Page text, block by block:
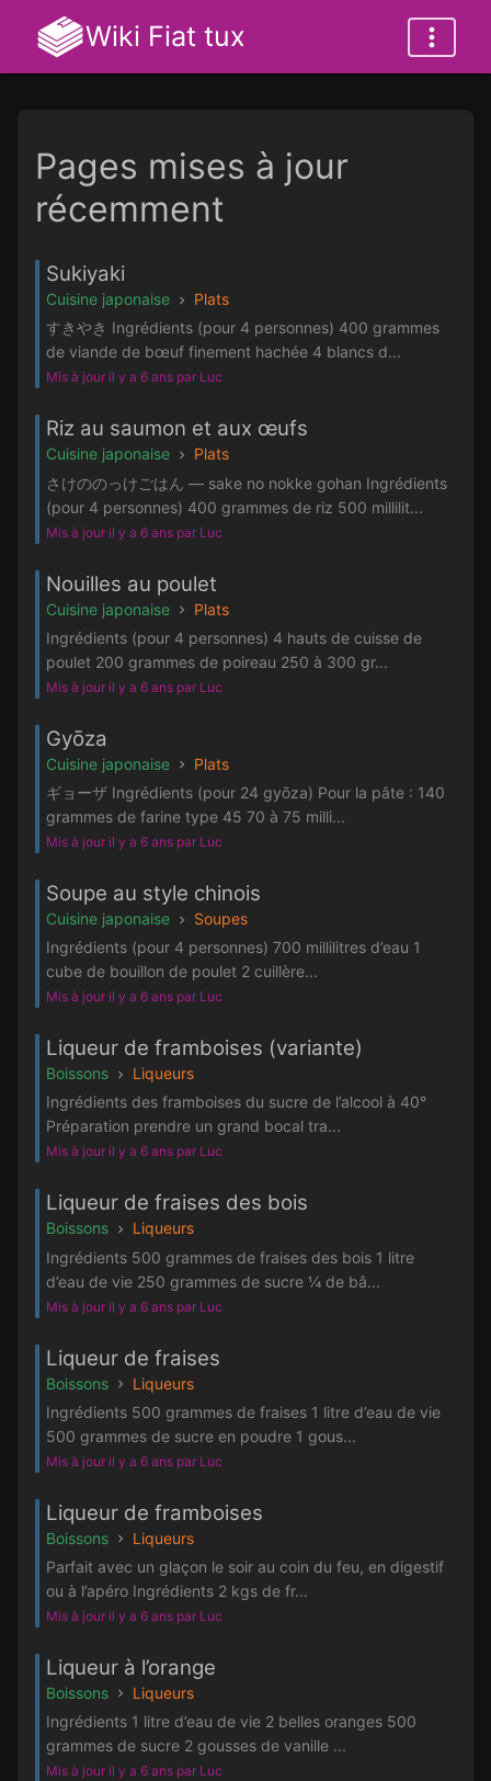
Wiki Fiat tux
Pages mises à jour
récemment
Sukiyaki
Cuisine japonaise
Plats
すきやき Ingrédients (pour 4 personnes) 400 grammes
de viande de bœuf finement hachée 4 blancs d...
Mis à jour il y a 6 ans par Luc
Riz au saumon et aux œufs
Cuisine japonaise
Plats
さけののっけごはん — sake no nokke gohan Ingrédients
(pour 4 personnes) 400 grammes de riz 500 millilit...
Mis à jour il y a 6 ans par Luc
Nouilles au poulet
Cuisine japonaise
Plats
Ingrédients (pour 4 personnes) 4 hauts de cuisse de
poulet 200 grammes de poireau 250 à 300 gr...
Mis à jour il y a 6 ans par Luc
Gyōza
Cuisine japonaise
Plats
ギョーザ Ingrédients (pour 24 gyōza) Pour la pâte : 140
grammes de farine type 45 70 à 75 milli...
Mis à jour il y a 6 ans par Luc
Soupe au style chinois
Cuisine japonaise
Soupes
Ingrédients (pour 4 personnes) 700 millilitres d’eau 1
cube de bouillon de poulet 2 cuillère...
Mis à jour il y a 6 ans par Luc
Liqueur de framboises (variante)
Boissons
Liqueurs
Ingrédients des framboises du sucre de l’alcool à 40°
Préparation prendre un grand bocal tra...
Mis à jour il y a 6 ans par Luc
Liqueur de fraises des bois
Boissons
Liqueurs
Ingrédients 500 grammes de fraises des bois 1 litre
d’eau de vie 250 grammes de sucre ¼ de bâ...
Mis à jour il y a 6 ans par Luc
Liqueur de fraises
Boissons
Liqueurs
Ingrédients 500 grammes de fraises 1 litre d’eau de vie
500 grammes de sucre en poudre 1 gous...
Mis à jour il y a 6 ans par Luc
Liqueur de framboises
Boissons
Liqueurs
Parfait avec un glaçon le soir au coin du feu, en digestif
ou à l’apéro Ingrédients 2 kgs de fr...
Mis à jour il y a 6 ans par Luc
Liqueur à l’orange
Boissons
Liqueurs
Ingrédients 1 litre d’eau de vie 2 belles oranges 500
grammes de sucre 2 gousses de vanille ...
Mis à jour il y a 6 ans par Luc